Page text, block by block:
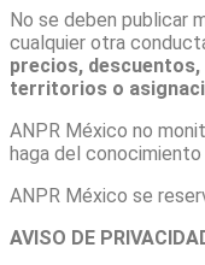
No se deben publicar
cualquier otra
precios,
territorios o
ANPR México no
haga del
ANPR México se
AVISO DE